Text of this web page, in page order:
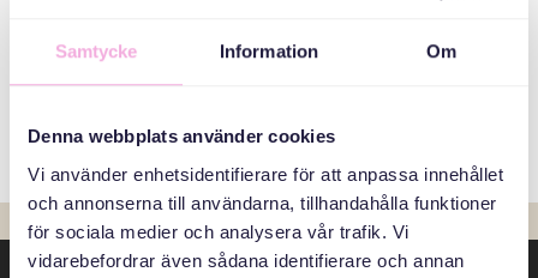
Samtycke Information Om
Denna webbplats använder cookies
Vi använder enhetsidentifierare för att anpassa innehållet
och annonserna till användarna, tillhandahålla funktioner
för sociala medier och analysera vår trafik. Vi
vidarebefordrar även sådana identifierare och annan
آیا می خواهید درباره جلسات خانوادگی بیشتر بدانید،با ما تماس